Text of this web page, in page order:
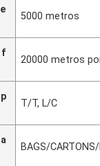
5000 metros
f
20000 metros
T/T, L/C
BAGS/